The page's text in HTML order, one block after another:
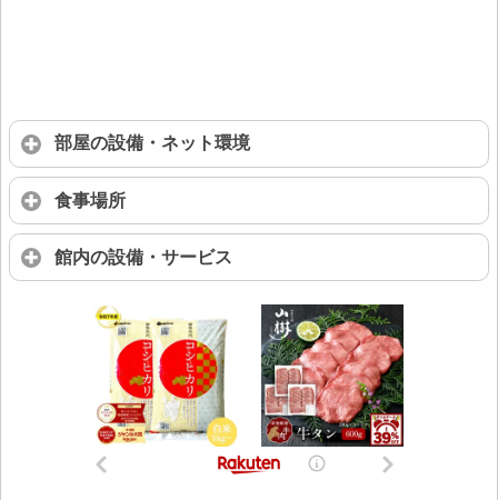
部屋の設備・ネット環境
食事場所
館内の設備・サービス